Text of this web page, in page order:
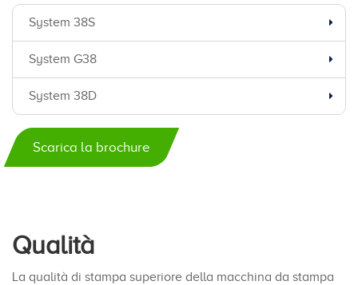
System 38S
System G38
System 38D
Scarica la brochure
Qualità
La qualità di stampa superiore della macchina da stampa